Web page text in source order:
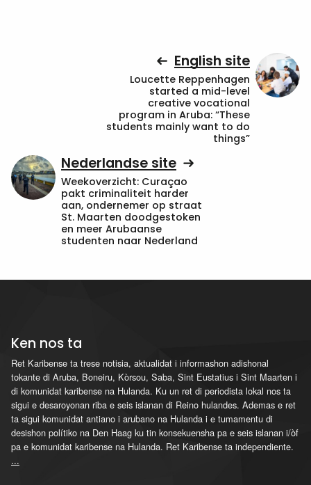
English site
Loucette Reppenhagen
started a mid-level
creative vocational
program in Aruba: “These
students mainly want to do
things”
Nederlandse site
Weekoverzicht: Curaçao
pakt criminaliteit harder
aan, ondernemer op straat
St. Maarten doodgestoken
en meer Arubaanse
studenten naar Nederland
Ken nos ta
Ret Karibense ta trese notisia, aktualidat i informashon adishonal
tokante di Aruba, Boneiru, Kòrsou, Saba, Sint Eustatius i Sint Maarten i
di komunidat karibense na Hulanda. Ku un ret di periodista lokal nos ta
sigui e desaroyonan riba e seis islanan di Reino hulandes. Ademas e ret
ta sigui komunidat antiano i arubano na Hulanda i e tumamentu di
desishon polítiko na Den Haag ku tin konsekuensha pa e seis islanan i/òf
pa e komunidat karibense na Hulanda. Ret Karibense ta independiente.
...